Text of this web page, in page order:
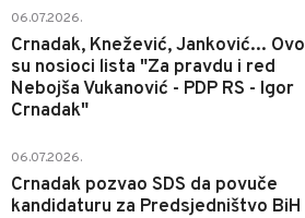
06.07.2026.
Crnadak, Knežević, Janković... Ovo
su nosioci lista "Za pravdu i red
Nebojša Vukanović - PDP RS - Igor
Crnadak"
06.07.2026.
Crnadak pozvao SDS da povuče
kandidaturu za Predsjedništvo BiH